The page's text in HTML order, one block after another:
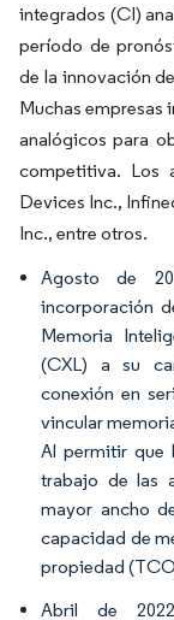
integrados (CI)
período de
de la innovación
Muchas empresas
analógicos para
competitiva. Los
Devices Inc.,
Inc., entre otros.
Agosto de
incorporación
Memoria
(CXL) a su
conexión en
vincular
Al permitir que
trabajo de las
mayor ancho
capacidad de
propiedad
Abril de